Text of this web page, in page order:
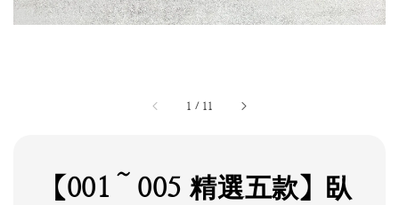
1 / 11
【001～005 精選五款】臥